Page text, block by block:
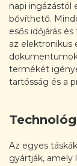
napi ingázástól
bővíthető.
esős időjárás
az elektronikus
termékét
tartósság és a
Az egyes
gyártják,